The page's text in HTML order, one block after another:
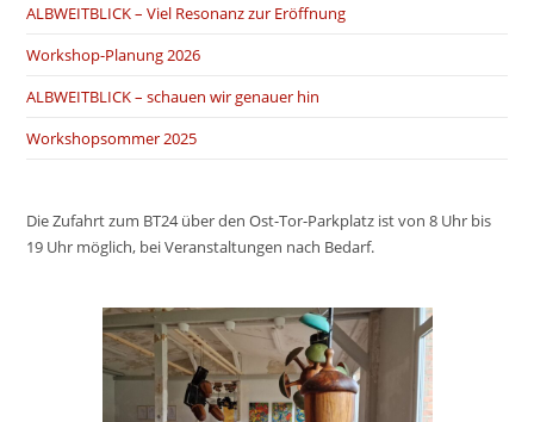
ALBWEITBLICK – Viel Resonanz zur Eröffnung
Workshop-Planung 2026
ALBWEITBLICK – schauen wir genauer hin
Workshopsommer 2025
Die Zufahrt zum BT24 über den Ost-Tor-Parkplatz ist von 8 Uhr bis
19 Uhr möglich, bei Veranstaltungen nach Bedarf.